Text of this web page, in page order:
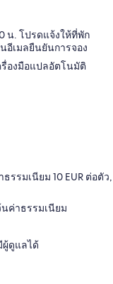
น. โปรดแจ้งให้ที่พัก
อีเมลยืนยันการจอง
องมือแปลอัตโนมัติ
รรมเนียม 10 EUR ต่อตัว,
ค่าธรรมเนียม
ผู้ดูแลได้